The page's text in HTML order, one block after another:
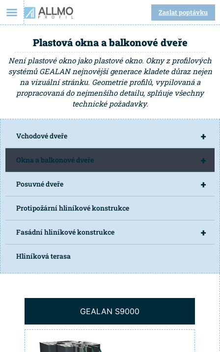
Zaslat poptávku
Plastová okna a balkonové dveře
Není plastové okno jako plastové okno. Okny z profilových
systémů GEALAN nejnovější generace kladete důraz nejen
na vizuální stránku. Geometrie profilů, vypilovaná a
propracovaná do nejmenšího detailu, splňuje všechny
technické požadavky.
+
Vchodové dveře
+
Okna a balkonové dveře
+
Posuvné dveře
Protipožární hliníkové konstrukce
+
Fasádní hliníkové konstrukce
Hliníková terasa
GEALAN S9000